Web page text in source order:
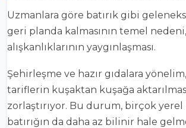
Uzmanlara göre batırık gibi
geri planda kalmasının temel
alışkanlıklarının yaygınlaşması.
Şehirleşme ve hazır gıdalara yönelim,
tariflerin kuşaktan kuşağa
zorlaştırıyor. Bu durum, birçok
batırığın da daha az bilinir hale